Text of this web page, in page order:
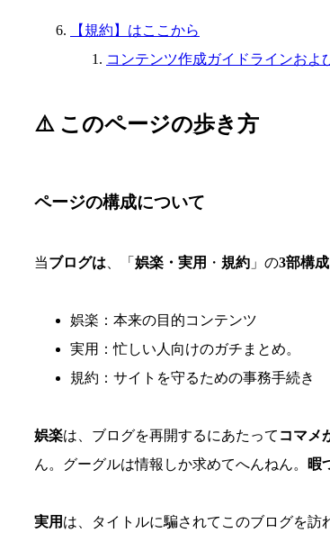
【規約】はここから
コンテンツ作成ガイドラインおよ
⚠️ このページの歩き方
ページの構成について
当ブログは 、「 娯楽・実用 ・ 規約 」の3部構成
娯楽：本来の目的コンテンツ
実用：忙しい人向けのガチまとめ。
規約：サイトを守るための事務手続き
娯楽は、ブログを再開するにあたって コマメ
ん。グーグルは情報しか求めてへんねん。
暇
実用 は、タイトルに騙されてこのブログを訪